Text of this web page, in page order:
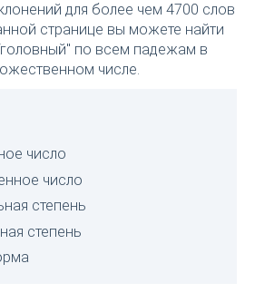
для более чем 4700 слов
странице вы можете найти
по всем падежам в
числе.
число
число
степень
степень